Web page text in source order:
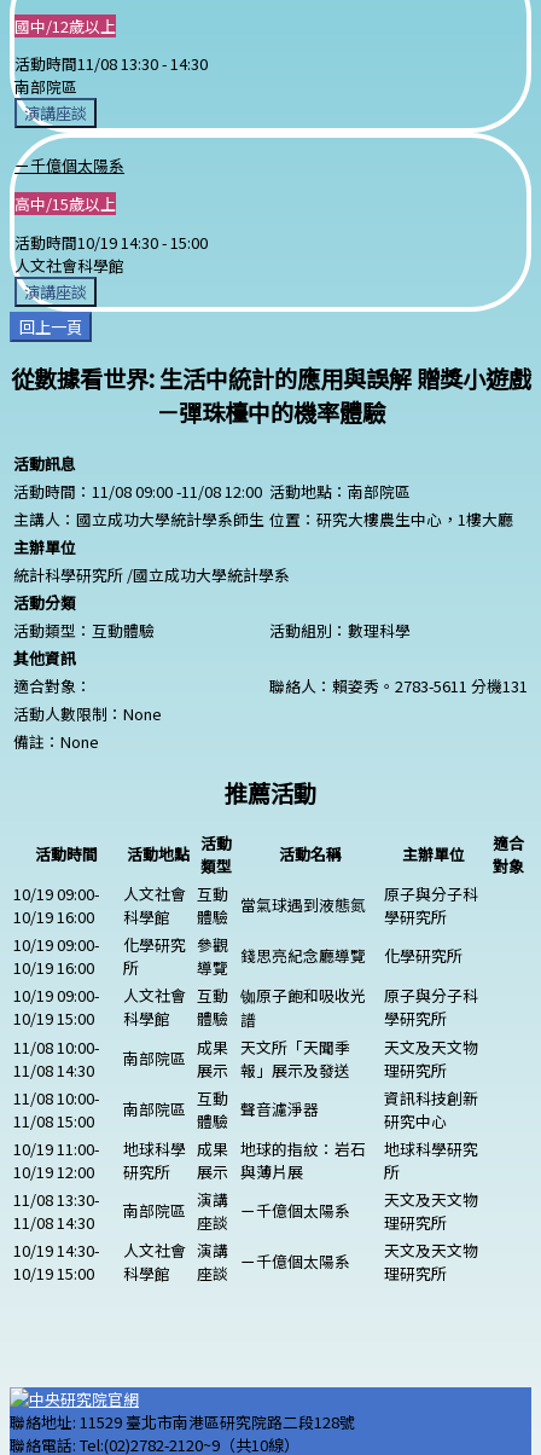
國中/12歲以上
活動時間11/08 13:30 -14:30
南部院區
演講座談
ㄧ千億個太陽系
高中/15歲以上
活動時間10/19 14:30 - 15:00
人文社會科學館
演講座談
回上一頁
從數據看世界: 生活中統計的應用與誤解 贈獎小遊戲
－彈珠檯中的機率體驗
活動訊息
活動時間：11/08 09:00 -11/08 12:00 活動地點：南部院區
主講人：國立成功大學統計學系師生 位置：研究大樓農生中心，1樓大廳
主辦單位
統計科學研究所 /國立成功大學統計學系
活動分類
活動類型：互動體驗
活動組別：數理科學
其他資訊
適合對象：
聯絡人：賴姿秀。2783-5611 分機131
活動人數限制： None
備註： None
推薦活動
活動時間 活動地點 活動
類型
活動名稱 主辦單位
適合
對象
10/19 09:00-
10/19 16:00
人文社會
科學館
互動
體驗
當氣球遇到液態氮
原子與分子科
學研究所
10/19 09:00-
10/19 16:00
化學研究
所
參觀
導覽
錢思亮紀念廳導覽
化學研究所
10/19 09:00-
10/19 15:00
人文社會
科學館
互動
體驗
铷原子飽和吸收光
譜
原子與分子科
學研究所
11/08 10:00-
11/08 14:30
南部院區 成果
展示
天文所「天聞季
報」展示及發送
天文及天文物
理研究所
11/08 10:00-
11/08 15:00
南部院區 互動
體驗
聲音濾淨器
資訊科技創新
研究中心
10/19 11:00-
10/19 12:00
地球科學
研究所
成果
展示
地球的指紋：岩石
與薄片展
地球科學研究
所
11/08 13:30-
11/08 14:30
南部院區 演講
座談
ㄧ千億個太陽系
天文及天文物
理研究所
10/19 14:30-
10/19 15:00
人文社會
科學館
演講
座談
ㄧ千億個太陽系
天文及天文物
理研究所
聯絡地址: 11529 臺北市南港區研究院路二段128號
聯絡電話: Tel:(02)2782-2120~9（共10線）